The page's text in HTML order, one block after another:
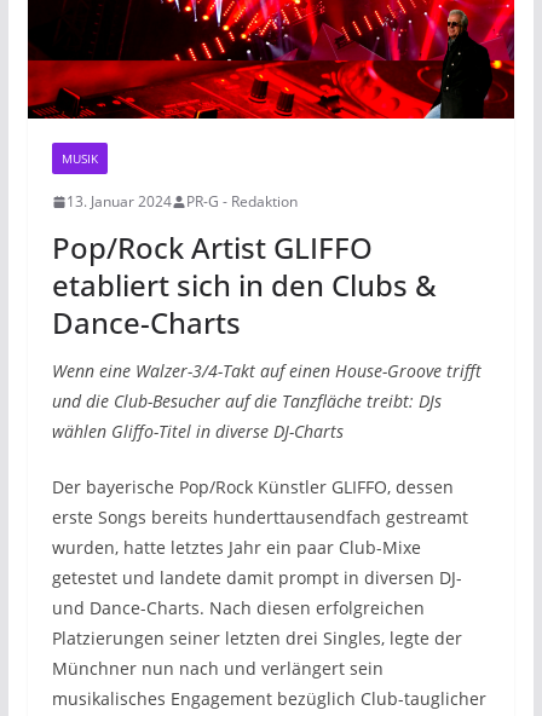
MUSIK
13. Januar 2024 PR-G - Redaktion
Pop/Rock Artist GLIFFO
etabliert sich in den Clubs &
Dance-Charts
Wenn eine Walzer-3/4-Takt auf einen House-Groove trifft
und die Club-Besucher auf die Tanzfläche treibt: DJs
wählen Gliffo-Titel in diverse DJ-Charts
Der bayerische Pop/Rock Künstler GLIFFO, dessen
erste Songs bereits hunderttausendfach gestreamt
wurden, hatte letztes Jahr ein paar Club-Mixe
getestet und landete damit prompt in diversen DJ-
und Dance-Charts. Nach diesen erfolgreichen
Platzierungen seiner letzten drei Singles, legte der
Münchner nun nach und verlängert sein
musikalisches Engagement bezüglich Club-tauglicher